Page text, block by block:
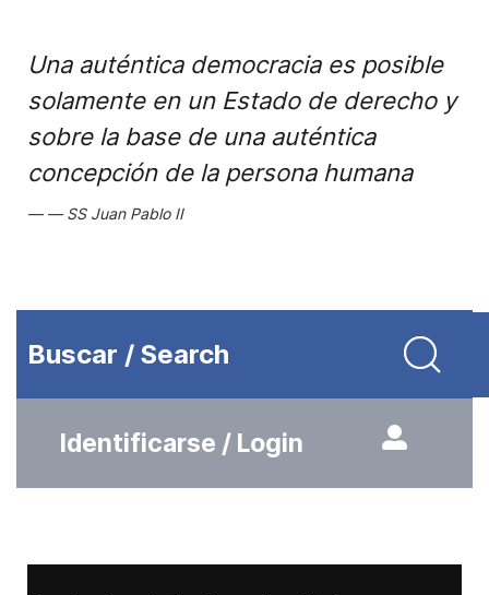
Una auténtica democracia es posible
solamente en un Estado de derecho y
sobre la base de una auténtica
concepción de la persona humana
SS Juan Pablo II
Buscar / Search
Identificarse / Login